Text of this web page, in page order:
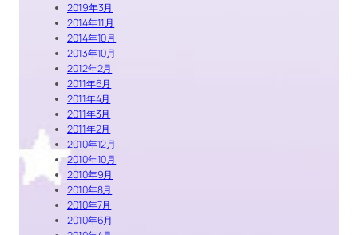
2019年3月
2014年11月
2014年10月
2013年10月
2012年2月
2011年6月
2011年4月
2011年3月
2011年2月
2010年12月
2010年10月
2010年9月
2010年8月
2010年7月
2010年6月